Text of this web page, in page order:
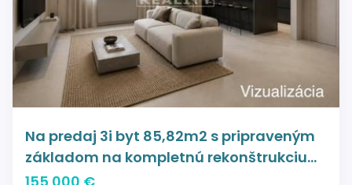
Na predaj 3i byt 85,82m2 s pripraveným
základom na kompletnú rekonštrukciu
na námestí - Žiar nad Hronom